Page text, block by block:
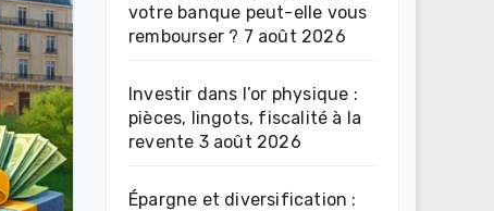
votre banque peut-elle vous
rembourser ? 7 août 2026
Investir dans l’or physique :
pièces, lingots, fiscalité à la
revente 3 août 2026
Épargne et diversification :